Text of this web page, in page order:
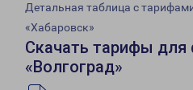
Детальная таблица с
«Хабаровск»
Скачать тарифы для
«Волгоград»